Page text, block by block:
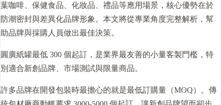
葉咖啡、保健食品、化妝品、禮品等應用場景，核心優勢在於
防潮密封與差異化品牌形象。本文將從專業角度完整解析，幫
助品牌與採購人員做出最佳決策。
圓廣紙罐最低 300 個起訂，是業界最友善的小量客製門檻，特
別適合新創品牌、市場測試與限量商品。
許多品牌在開發包裝時最擔心的就是最低訂購量（MOQ）。傳